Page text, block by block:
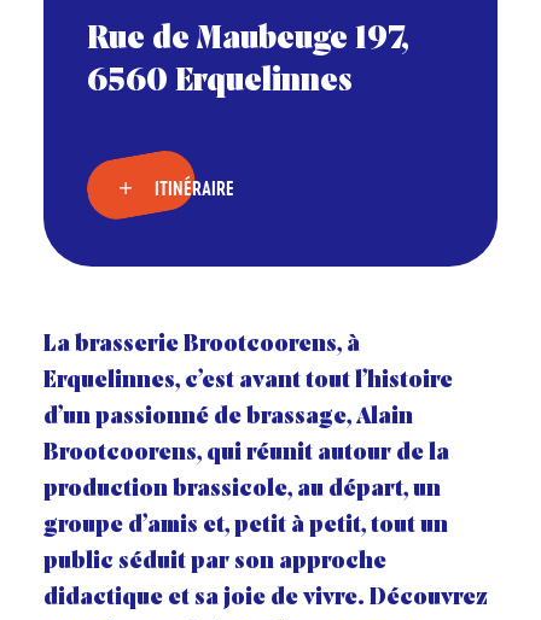
Rue de Maubeuge 197,
6560 Erquelinnes
ITINÉRAIRE
La brasserie Brootcoorens, à
Erquelinnes, c’est avant tout l’histoire
d’un passionné de brassage, Alain
Brootcoorens, qui réunit autour de la
production brassicole, au départ, un
groupe d’amis et, petit à petit, tout un
public séduit par son approche
didactique et sa joie de vivre. Découvrez